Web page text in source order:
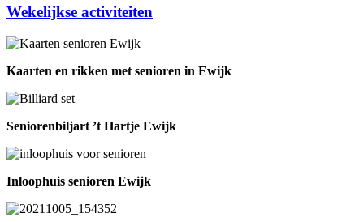
Wekelijkse activiteiten
Kaarten en rikken met senioren in Ewijk
Seniorenbiljart ’t Hartje Ewijk
Inloophuis senioren Ewijk